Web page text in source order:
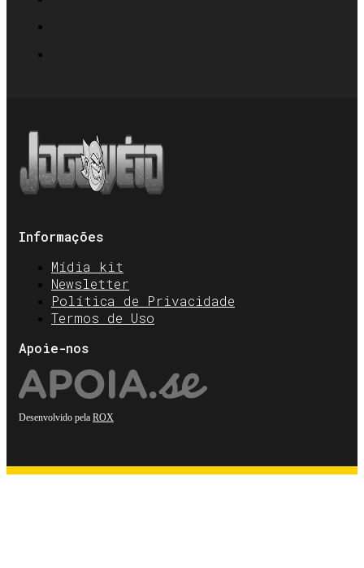
Informações
Mídia kit
Newsletter
Política de Privacidade
Termos de Uso
Apoie-nos
Desenvolvido pela ROX